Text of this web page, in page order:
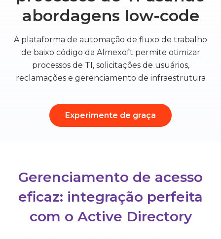
Recursos
Marketplace
Conheça a Almexoft
Português
abordagens low-code
A plataforma de automação de fluxo de trabalho
de baixo código da Almexoft permite otimizar
processos de TI, solicitações de usuários,
reclamações e gerenciamento de infraestrutura
Experimente de graça
Gerenciamento de acesso
eficaz: integração perfeita
com o Active Directory